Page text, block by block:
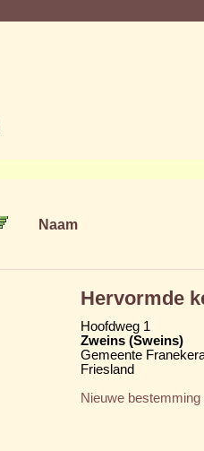
Naam
Hervormde
Hoofdweg 1
Zweins (Sweins)
Gemeente
Friesland
Nieuwe bestemming